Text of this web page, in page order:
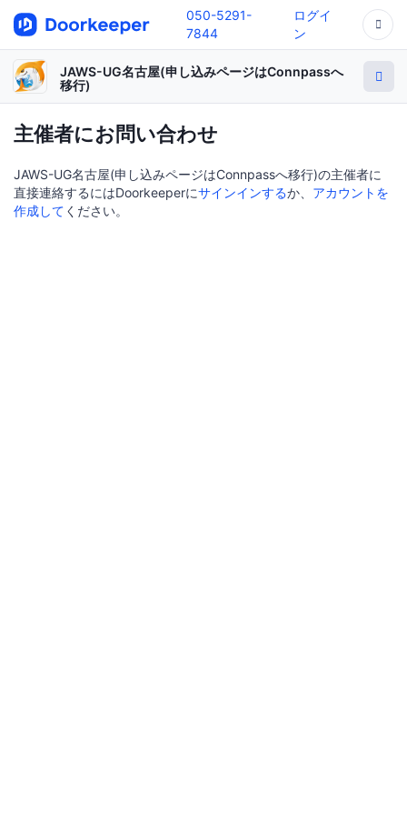
050-5291-
7844
ログイ
ン
JAWS-UG名古屋(申し込みページはConnpassへ
移行)
主催者にお問い合わせ
JAWS-UG名古屋(申し込みページはConnpassへ移行)の主催者に
直接連絡するにはDoorkeeperにサインインするか、 アカウントを
作成して ください。